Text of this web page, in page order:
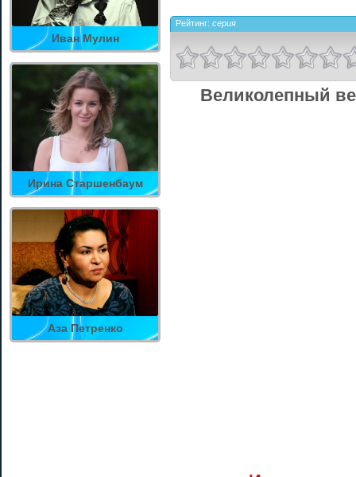
Иван Мулин
Ирина Старшенбаум
Аза Петренко
Рейтинг: серия
Великолепный